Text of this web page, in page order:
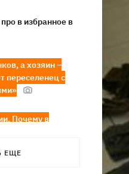
в избранное в
а хозяин –
переселенец с
Почему в
ЕЩЕ